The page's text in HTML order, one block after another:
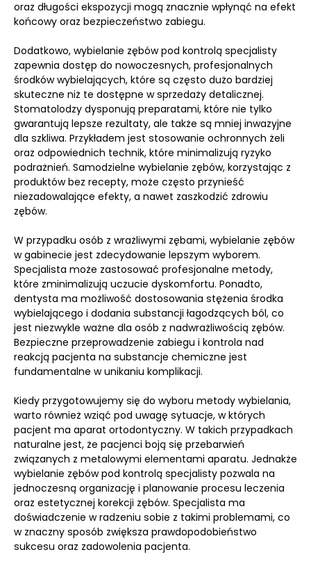
oraz długości ekspozycji mogą znacznie wpłynąć na efekt
końcowy oraz bezpieczeństwo zabiegu.
Dodatkowo, wybielanie zębów pod kontrolą specjalisty
zapewnia dostęp do nowoczesnych, profesjonalnych
środków wybielających, które są często dużo bardziej
skuteczne niż te dostępne w sprzedaży detalicznej.
Stomatolodzy dysponują preparatami, które nie tylko
gwarantują lepsze rezultaty, ale także są mniej inwazyjne
dla szkliwa. Przykładem jest stosowanie ochronnych żeli
oraz odpowiednich technik, które minimalizują ryzyko
podrażnień. Samodzielne wybielanie zębów, korzystając z
produktów bez recepty, może często przynieść
niezadowalające efekty, a nawet zaszkodzić zdrowiu
zębów.
W przypadku osób z wrażliwymi zębami, wybielanie zębów
w gabinecie jest zdecydowanie lepszym wyborem.
Specjalista może zastosować profesjonalne metody,
które zminimalizują uczucie dyskomfortu. Ponadto,
dentysta ma możliwość dostosowania stężenia środka
wybielającego i dodania substancji łagodzących ból, co
jest niezwykle ważne dla osób z nadwrażliwością zębów.
Bezpieczne przeprowadzenie zabiegu i kontrola nad
reakcją pacjenta na substancje chemiczne jest
fundamentalne w unikaniu komplikacji.
Kiedy przygotowujemy się do wyboru metody wybielania,
warto również wziąć pod uwagę sytuacje, w których
pacjent ma aparat ortodontyczny. W takich przypadkach
naturalne jest, że pacjenci boją się przebarwień
związanych z metalowymi elementami aparatu. Jednakże
wybielanie zębów pod kontrolą specjalisty pozwala na
jednoczesną organizację i planowanie procesu leczenia
oraz estetycznej korekcji zębów. Specjalista ma
doświadczenie w radzeniu sobie z takimi problemami, co
w znaczny sposób zwiększa prawdopodobieństwo
sukcesu oraz zadowolenia pacjenta.